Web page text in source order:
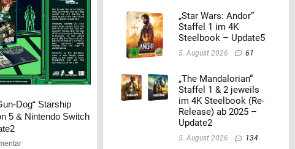
Dog“ Starship
5 & Nintendo Switch
„Star Wars: Andor“
Staffel 1 im 4K
Steelbook – Update5
5. August 2026 61
„The Mandalorian“
Staffel 1 & 2 jeweils
im 4K Steelbook (Re-
Release) ab 2025 –
Update2
5. August 2026 134